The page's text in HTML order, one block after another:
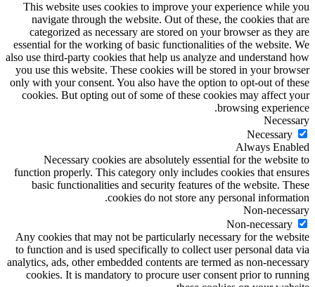
This website uses cookies to improve your experience while you
navigate through the website. Out of these, the cookies that are
categorized as necessary are stored on your browser as they are
essential for the working of basic functionalities of the website. We
also use third-party cookies that help us analyze and understand how
you use this website. These cookies will be stored in your browser
only with your consent. You also have the option to opt-out of these
cookies. But opting out of some of these cookies may affect your
browsing experience.
Necessary
Necessary
Always Enabled
Necessary cookies are absolutely essential for the website to
function properly. This category only includes cookies that ensures
basic functionalities and security features of the website. These
cookies do not store any personal information.
Non-necessary
Non-necessary
Any cookies that may not be particularly necessary for the website
to function and is used specifically to collect user personal data via
analytics, ads, other embedded contents are termed as non-necessary
cookies. It is mandatory to procure user consent prior to running